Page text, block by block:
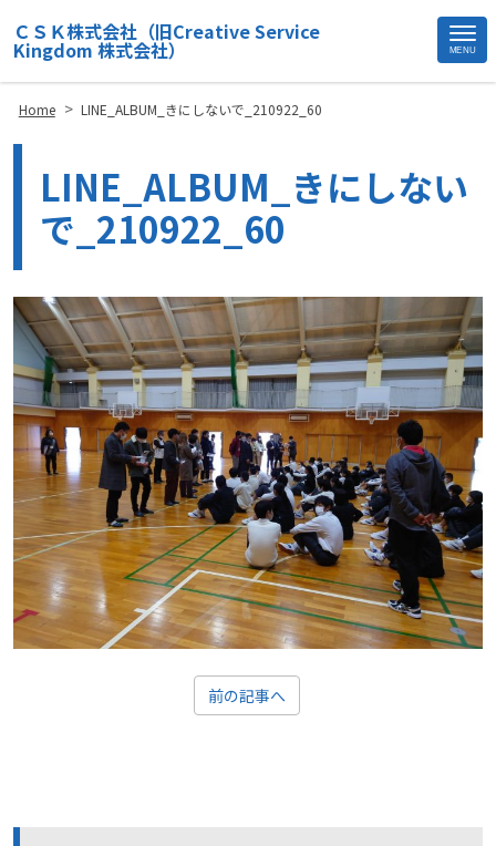
ＣＳＫ株式会社（旧Creative Service
Kingdom 株式会社） MENU
Home > LINE_ALBUM_きにしないで_210922_60
LINE_ALBUM_きにしない
で_210922_60
前の記事へ
Site
Footer